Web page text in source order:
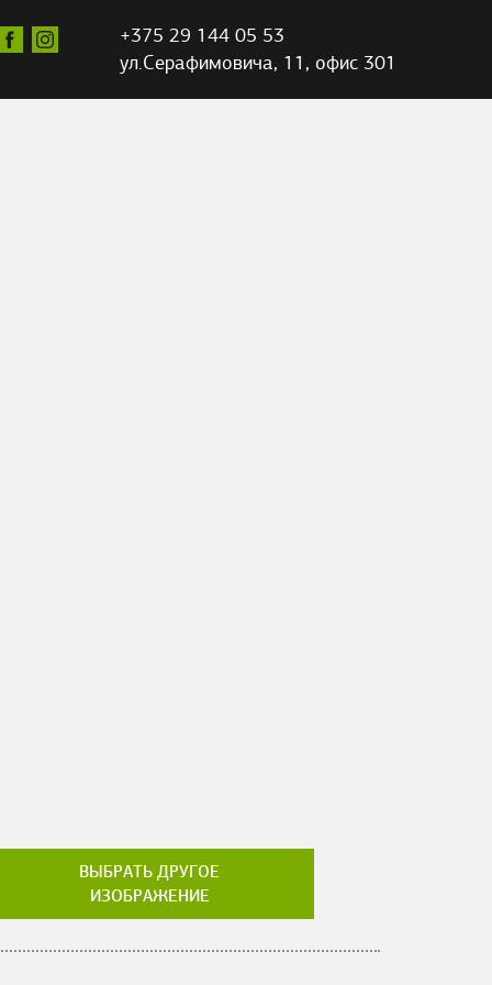
+375 29 144 05 53
ул.Серафимовича, 11, офис 301
ВЫБРАТЬ ДРУГОЕ
ИЗОБРАЖЕНИЕ